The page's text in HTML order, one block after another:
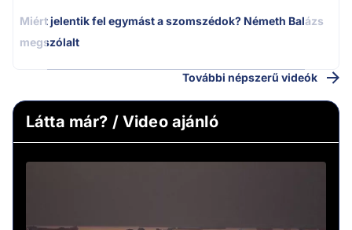
Miért jelentik fel egymást a szomszédok? Németh Balázs
megszólalt
További népszerű videók
Látta már? / Video ajánló